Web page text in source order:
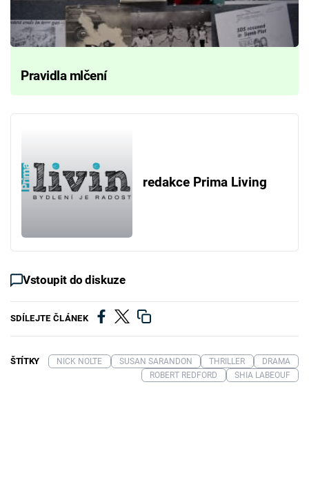
Pravidla mlčení
redakce Prima Living
Vstoupit do diskuze
SDÍLEJTE ČLÁNEK
ŠTÍTKY NICK NOLTE SUSAN SARANDON THRILLER
DRAMA
ROBERT REDFORD
SHIA LABEOUF